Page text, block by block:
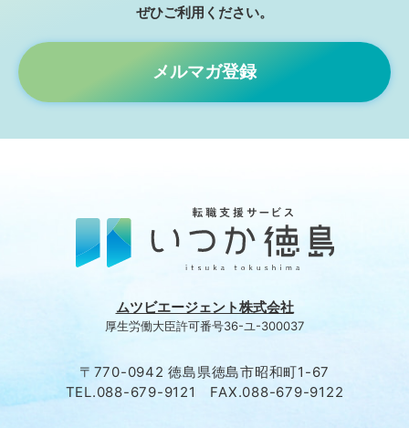
ぜひご利⽤ください。
メルマガ登録
ムツビエージェント株式会社
厚生労働大臣許可番号36-ユ-300037
〒770-0942 徳島県徳島市昭和町1-67
TEL.088-679-9121 FAX.088-679-9122